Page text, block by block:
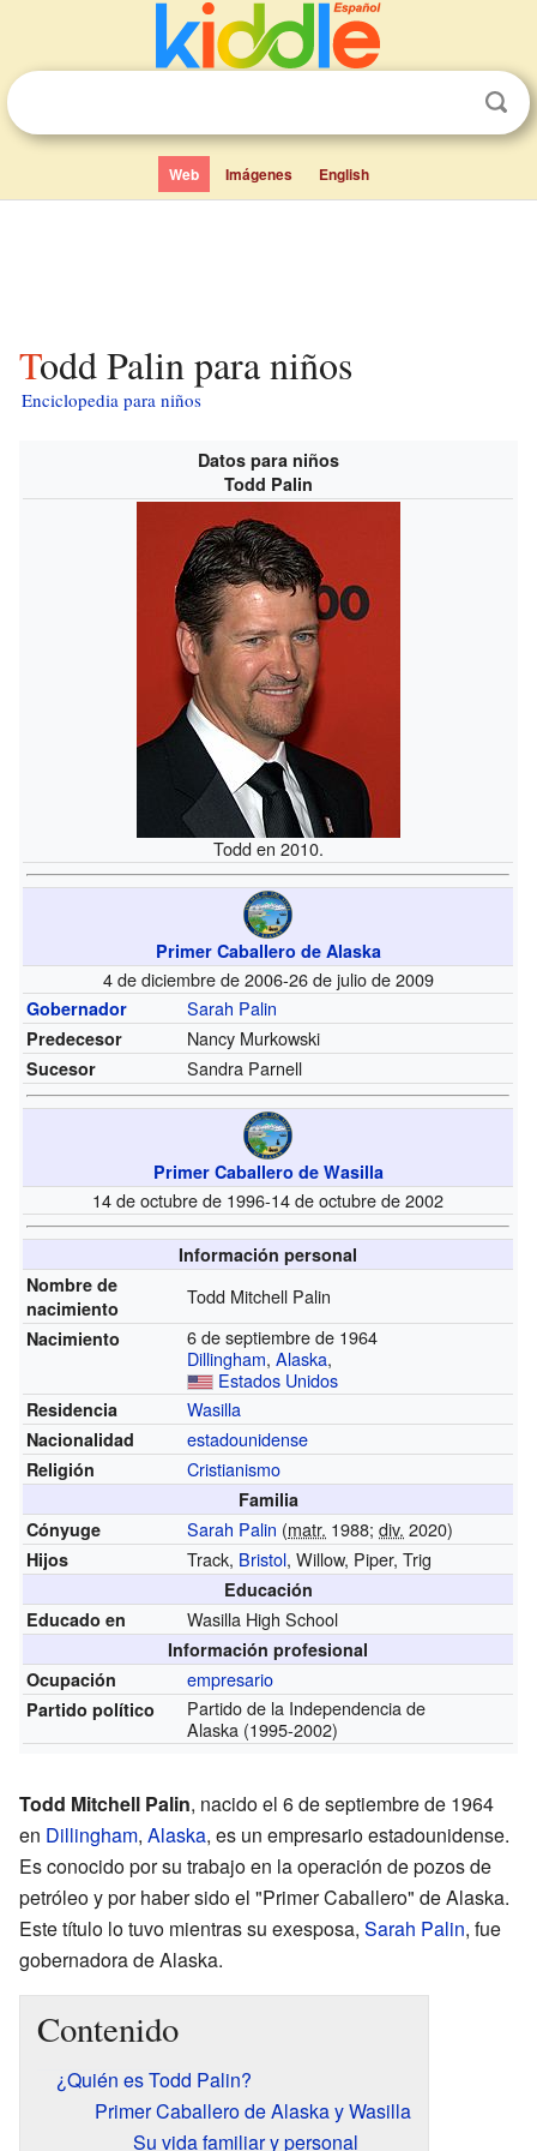
Web Imágenes English
Todd Palin para niños
Enciclopedia para niños
Datos para niños
Todd Palin
Todd en 2010.
Primer Caballero de Alaska
4 de diciembre de 2006-26 de julio de 2009
Gobernador Sarah Palin
Predecesor Nancy Murkowski
Sucesor Sandra Parnell
Primer Caballero de Wasilla
14 de octubre de 1996-14 de octubre de 2002
Información personal
Nombre de
nacimiento
Todd Mitchell Palin
Nacimiento
6 de septiembre de 1964
Dillingham,Alaska,
Estados Unidos
Residencia Wasilla
Nacionalidad estadounidense
Religión Cristianismo
Familia
Cónyuge
Sarah Palin (matr. 1988;div. 2020)
Hijos Track, Bristol, Willow, Piper, Trig
Educación
Educado en
Wasilla High School
Información profesional
Ocupación
empresario
Partido político
Partido de la Independencia de
Alaska (1995-2002)
Todd Mitchell Palin, nacido el 6 de septiembre de 1964
en Dillingham, Alaska, es un empresario estadounidense.
Es conocido por su trabajo en la operación de pozos de
petróleo y por haber sido el "Primer Caballero" de Alaska.
Este título lo tuvo mientras su exesposa, Sarah Palin, fue
gobernadora de Alaska.
Contenido
¿Quién es Todd Palin?
Primer Caballero de Alaska y Wasilla
Su vida familiar y personal